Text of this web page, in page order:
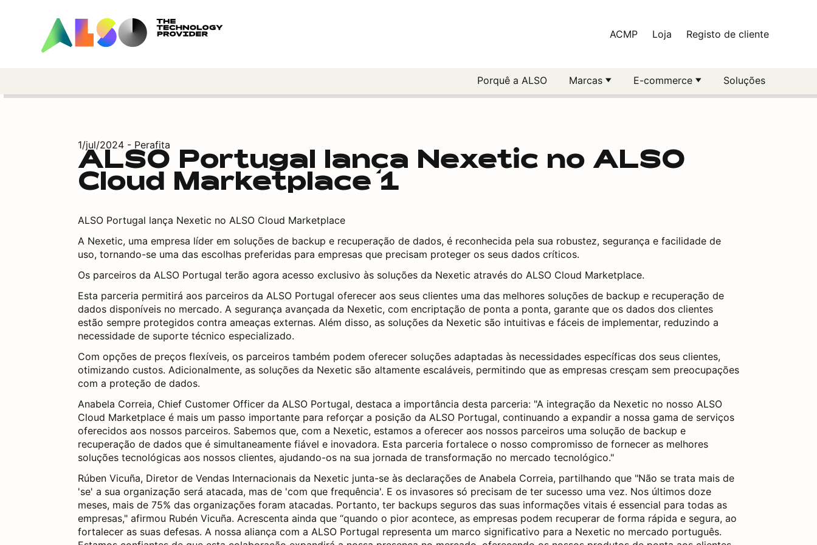
ACMP Loja Registo de cliente
Porquê a ALSO Marcas E-commerce Soluções
1/jul/2024 - Perafita
ALSO Portugal lança Nexetic no ALSO
Cloud Marketplace 1
ALSO Portugal lança Nexetic no ALSO Cloud Marketplace
A Nexetic, uma empresa líder em soluções de backup e recuperação de dados, é reconhecida pela sua robustez, segurança e facilidade de
uso, tornando-se uma das escolhas preferidas para empresas que precisam proteger os seus dados críticos.
Os parceiros da ALSO Portugal terão agora acesso exclusivo às soluções da Nexetic através do ALSO Cloud Marketplace.
Esta parceria permitirá aos parceiros da ALSO Portugal oferecer aos seus clientes uma das melhores soluções de backup e recuperação de
dados disponíveis no mercado. A segurança avançada da Nexetic, com encriptação de ponta a ponta, garante que os dados dos clientes
estão sempre protegidos contra ameaças externas. Além disso, as soluções da Nexetic são intuitivas e fáceis de implementar, reduzindo a
necessidade de suporte técnico especializado.
Com opções de preços flexíveis, os parceiros também podem oferecer soluções adaptadas às necessidades específicas dos seus clientes,
otimizando custos. Adicionalmente, as soluções da Nexetic são altamente escaláveis, permitindo que as empresas cresçam sem preocupações
com a proteção de dados.
Anabela Correia, Chief Customer Officer da ALSO Portugal, destaca a importância desta parceria: "A integração da Nexetic no nosso ALSO
Cloud Marketplace é mais um passo importante para reforçar a posição da ALSO Portugal, continuando a expandir a nossa gama de serviços
oferecidos aos nossos parceiros. Sabemos que, com a Nexetic, estamos a oferecer aos nossos parceiros uma solução de backup e
recuperação de dados que é simultaneamente fiável e inovadora. Esta parceria fortalece o nosso compromisso de fornecer as melhores
soluções tecnológicas aos nossos clientes, ajudando-os na sua jornada de transformação no mercado tecnológico."
Rúben Vicuña, Diretor de Vendas Internacionais da Nexetic junta-se às declarações de Anabela Correia, partilhando que "Não se trata mais de
'se' a sua organização será atacada, mas de 'com que frequência'. E os invasores só precisam de ter sucesso uma vez. Nos últimos doze
meses, mais de 75% das organizações foram atacadas. Portanto, ter backups seguros das suas informações vitais é essencial para todas as
empresas," afirmou Rubén Vicuña. Acrescenta ainda que “quando o pior acontece, as empresas podem recuperar de forma rápida e segura, ao
fortalecer as suas defesas. A nossa aliança com a ALSO Portugal representa um marco significativo para a Nexetic no mercado português.